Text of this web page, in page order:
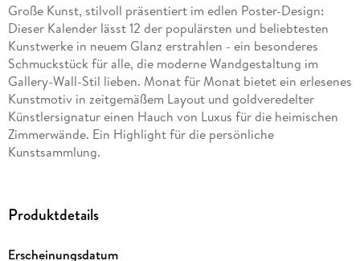
Große Kunst, stilvoll präsentiert im edlen Poster-Design:
Dieser Kalender lässt 12 der populärsten und beliebtesten
Kunstwerke in neuem Glanz erstrahlen - ein besonderes
Schmuckstück für alle, die moderne Wandgestaltung im
Gallery-Wall-Stil lieben. Monat für Monat bietet ein erlesenes
Kunstmotiv in zeitgemäßem Layout und goldveredelter
Künstlersignatur einen Hauch von Luxus für die heimischen
Zimmerwände. Ein Highlight für die persönliche
Kunstsammlung.
Kunstkalender groß im Hochformat
Produktdetails
Erscheinungsdatum